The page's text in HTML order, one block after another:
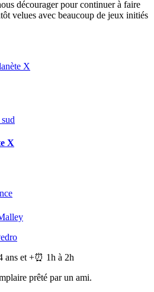
décourager pour continuer à faire
velues avec beaucoup de jeux initiés
X
X
ans et +⏰ 1h à 2h
prêté par un ami.